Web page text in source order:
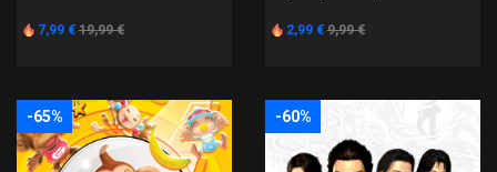
7,99 € 19,99 € 2,99 € 9,99 €
-65% -60%